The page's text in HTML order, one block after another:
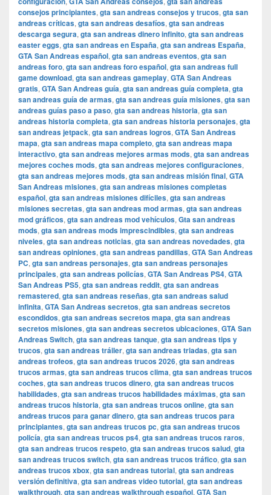
consejos principiantes, gta san andreas consejos y trucos, gta san
andreas críticas, gta san andreas desafíos, gta san andreas
descarga segura, gta san andreas dinero infinito, gta san andreas
easter eggs, gta san andreas en España, gta san andreas España,
GTA San Andreas español, gta san andreas eventos, gta san
andreas foro, gta san andreas foro español, gta san andreas full
game download, gta san andreas gameplay, GTA San Andreas
gratis, GTA San Andreas guía, gta san andreas guía completa, gta
san andreas guía de armas, gta san andreas guía misiones, gta san
andreas guías paso a paso, gta san andreas historia, gta san
andreas historia completa, gta san andreas historia personajes, gta
san andreas jetpack, gta san andreas logros, GTA San Andreas
mapa, gta san andreas mapa completo, gta san andreas mapa
interactivo, gta san andreas mejores armas mods, gta san andreas
mejores coches mods, gta san andreas mejores configuraciones,
gta san andreas mejores mods, gta san andreas misión final, GTA
San Andreas misiones, gta san andreas misiones completas
español, gta san andreas misiones difíciles, gta san andreas
misiones secretas, gta san andreas mod armas, gta san andreas
mod gráficos, gta san andreas mod vehículos, Gta san andreas
mods, gta san andreas mods imprescindibles, gta san andreas
niveles, gta san andreas noticias, gta san andreas novedades, gta
san andreas opiniones, gta san andreas pandillas, GTA San Andreas
PC, gta san andreas personajes, gta san andreas personajes
principales, gta san andreas policías, GTA San Andreas PS4, GTA
San Andreas PS5, gta san andreas reddit, gta san andreas
remastered, gta san andreas reseñas, gta san andreas salud
infinita, GTA San Andreas secretos, gta san andreas secretos
escondidos, gta san andreas secretos mapa, gta san andreas
secretos misiones, gta san andreas secretos ubicaciones, GTA San
Andreas Switch, gta san andreas tanque, gta san andreas tips y
trucos, gta san andreas tráiler, gta san andreas triadas, gta san
andreas trofeos, gta san andreas trucos 2026, gta san andreas
trucos armas, gta san andreas trucos clima, gta san andreas trucos
coches, gta san andreas trucos dinero, gta san andreas trucos
habilidades, gta san andreas trucos habilidades máximas, gta san
andreas trucos historia, gta san andreas trucos online, gta san
andreas trucos para ganar dinero, gta san andreas trucos para
principiantes, gta san andreas trucos pc, gta san andreas trucos
policía, gta san andreas trucos ps4, gta san andreas trucos raros,
gta san andreas trucos respeto, gta san andreas trucos salud, gta
san andreas trucos switch, gta san andreas trucos tráfico, gta san
andreas trucos xbox, gta san andreas tutorial, gta san andreas
versión definitiva, gta san andreas video tutorial, gta san andreas
walkthrough, gta san andreas walkthrough español, GTA San